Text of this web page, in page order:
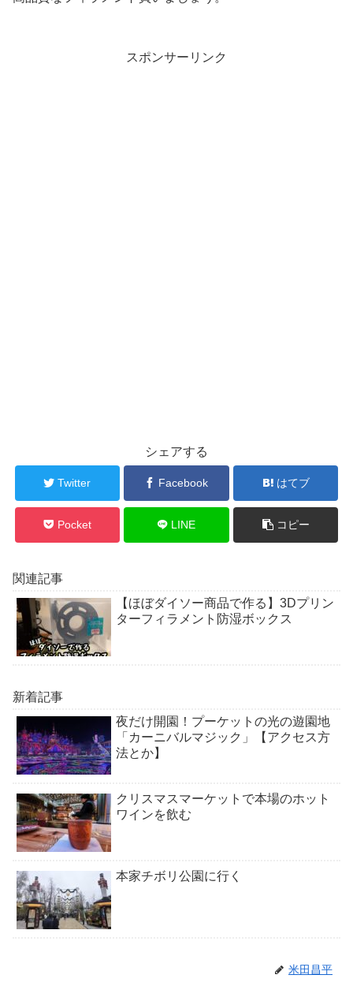
スポンサーリンク
シェアする
Twitter Facebook はてブ
Pocket LINE コピー
関連記事
【ほぼダイソー商品で作る】3Dプリン
ターフィラメント防湿ボックス
新着記事
夜だけ開園！プーケットの光の遊園地
「カーニバルマジック」【アクセス方
法とか】
クリスマスマーケットで本場のホット
ワインを飲む
本家チボリ公園に行く
米田昌平